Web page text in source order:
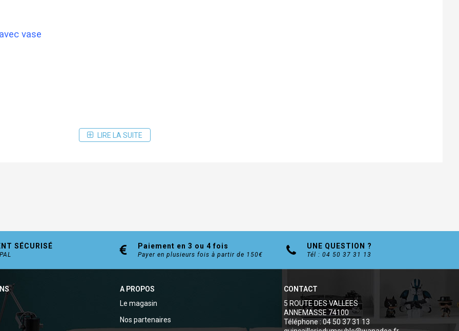
vase
LIRE LA SUITE
SÉCURISÉ Paiement en 3 ou 4 fois
Payer en plusieurs fois à partir de 150€
UNE QUESTION ?
Tél : 04 50 37 31 13
A PROPOS
Le magasin
Nos partenaires
CONTACT
5 ROUTE DES VALLEES
ANNEMASSE 74100
Téléphone : 04 50 37 31 13